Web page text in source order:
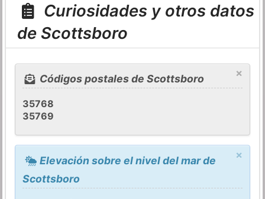
Curiosidades y otros datos
de Scottsboro
×
Códigos postales de Scottsboro
35768
35769
×
Elevación sobre el nivel del mar de
Scottsboro